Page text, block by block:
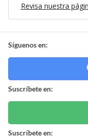
Revisa nuestra
Síguenos en:
Suscríbete en:
Suscríbete en: